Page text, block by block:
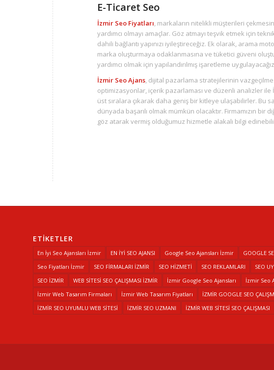
E-Ticaret Seo
İzmir Seo Fiyatları, markaların nitelikli müşterileri
yardımcı olmayı amaçlar. Göz atmayı teşvik etmek için
dahili bağlantı yapınızı iyileştireceğiz. Ek olarak, arama
marka oluşturmaya odaklanmasına ve tüketici güveni
yardımcı olmak için yapılandırılmış işaretleme
İzmir Seo Ajans, dijital pazarlama stratejilerinin
optimizasyonlar, içerik pazarlaması ve düzenli analizler
üst sıralara çıkarak daha geniş bir kitleye ulaşabilirler. Bu
dünyada başarılı olmak mümkün olacaktır. Firmamızın bir
göz atarak vermiş olduğumuz hizmetle alakalı bilgi
ETIKETLER
En İyi Seo Ajansları İzmir EN İYİ SEO AJANSI Google Seo Ajansları İzmir GOOGLE
Seo Fiyatları İzmir
SEO FİRMALARI İZMİR SEO HİZMETİ SEO REKLAMLARI SEO
SEO İZMİR
WEB SİTESİ SEO ÇALIŞMASI İZMİR İzmir Google Seo Ajansları İzmir Seo
İzmir Web Tasarım Firmaları
İzmir Web Tasarım Fiyatları İZMİR GOOGLE SEO
İZMİR SEO UYUMLU WEB SİTESİ
İZMİR SEO UZMANI İZMİR WEB SİTESİ SEO ÇALIŞMASI